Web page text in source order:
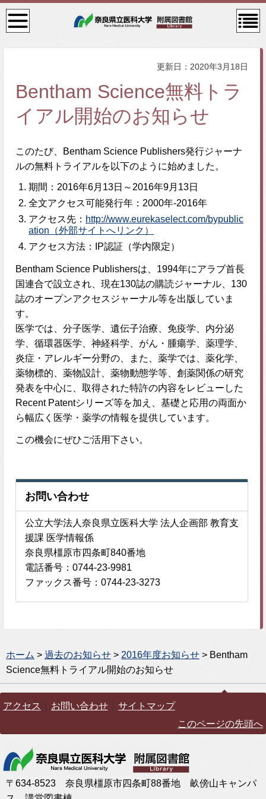
検
索・
メニ
コン
テン
ニュ
更新日：2020年3月18日
Bentham Science無料トラ
イアル開始のお知らせ
このたび、Bentham Science Publishers発行ジャーナ
ルの無料トライアルを以下のように始めました。
期間：2016年6月13日～2016年9月13日
全文アクセス可能発行年：2000年-2016年
アクセス先： http://www.eurekaselect.com/bypublic
ation（外部サイトへリンク）
アクセス方法：IP認証（学内限定）
Bentham Science Publishersは、1994年にアラブ首長
国連合で設立され、現在130誌の購読ジャーナル、130
誌のオープンアクセスジャーナル等を出版していま
す。
医学では、分子医学、遺伝子治療、免疫学、内分泌
学、循環器医学、神経科学、がん・腫瘍学、薬理学、
炎症・アレルギー分野の、また、薬学では、薬化学、
薬物標的、薬物設計、薬物動態学等、創薬関係の研究
発表を中心に、取得された特許の内容をレビューした
Recent Patentシリーズ等を加え、基礎と応用の両面か
ら幅広く医学・薬学の情報を提供しています。
この機会にぜひご活用下さい。
お問い合わせ
公立大学法人奈良県立医科大学 法人企画部 教育支
援課 医学情報係
奈良県橿原市四条町840番地
電話番号：0744-23-9981
ファックス番号：0744-23-3273
ホーム > 過去のお知らせ > 2016年度お知らせ > Bentham
Science無料トライアル開始のお知らせ
アクセス お問い合わせ
サイトマップ
このページの先頭へ
〒634-8523 奈良県橿原市四条町88番地 畝傍山キャンパ